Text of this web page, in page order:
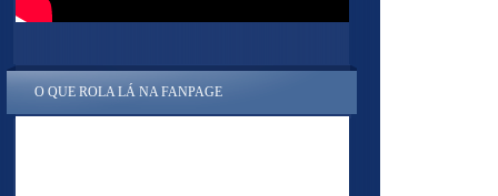
O QUE ROLA LÁ NA FANPAGE